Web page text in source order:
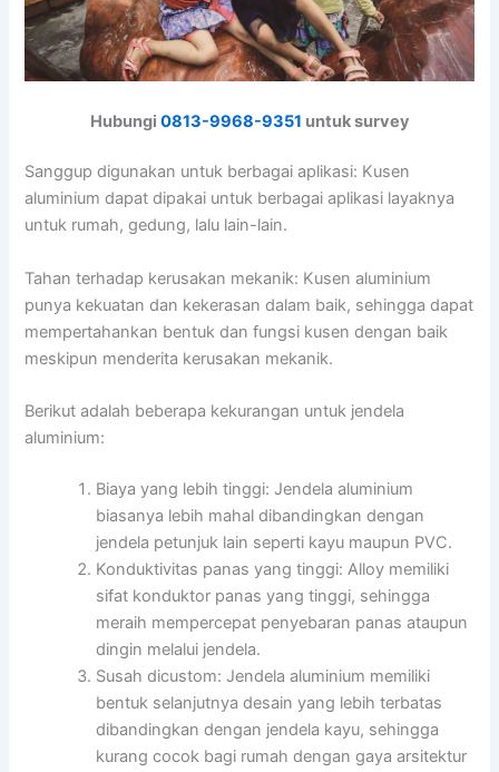
Hubungi 0813-9968-9351 untuk survey
Sanggup digunakan untuk berbagai aplikasi: Kusen
aluminium dapat dipakai untuk berbagai aplikasi layaknya
untuk rumah, gedung, lalu lain-lain.
Tahan terhadap kerusakan mekanik: Kusen aluminium
punya kekuatan dan kekerasan dalam baik, sehingga dapat
mempertahankan bentuk dan fungsi kusen dengan baik
meskipun menderita kerusakan mekanik.
Berikut adalah beberapa kekurangan untuk jendela
aluminium:
Biaya yang lebih tinggi: Jendela aluminium
biasanya lebih mahal dibandingkan dengan
jendela petunjuk lain seperti kayu maupun PVC.
Konduktivitas panas yang tinggi: Alloy memiliki
sifat konduktor panas yang tinggi, sehingga
meraih mempercepat penyebaran panas ataupun
dingin melalui jendela.
Susah dicustom: Jendela aluminium memiliki
bentuk selanjutnya desain yang lebih terbatas
dibandingkan dengan jendela kayu, sehingga
kurang cocok bagi rumah dengan gaya arsitektur